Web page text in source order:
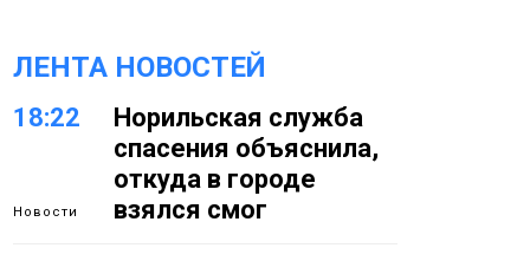
ЛЕНТА НОВОСТЕЙ
18:22
Новости
Норильская служба
спасения объяснила,
откуда в городе
взялся смог